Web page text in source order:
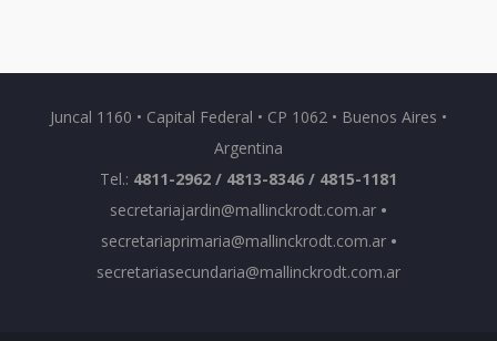
Juncal 1160 • Capital Federal • CP 1062 • Buenos Aires •
Argentina
Tel.: 4811-2962 / 4813-8346 / 4815-1181
secretariajardin@mallinckrodt.com.ar •
secretariaprimaria@mallinckrodt.com.ar •
secretariasecundaria@mallinckrodt.com.ar